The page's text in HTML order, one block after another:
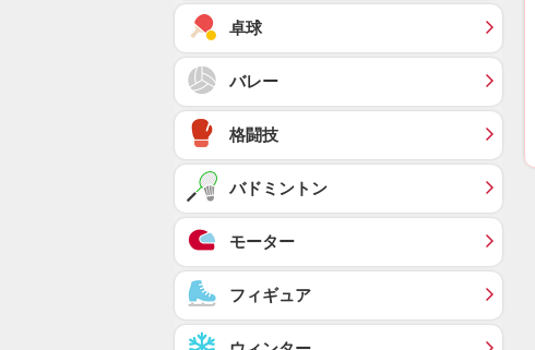
卓球
バレー
格闘技
バドミントン
モーター
フィギュア